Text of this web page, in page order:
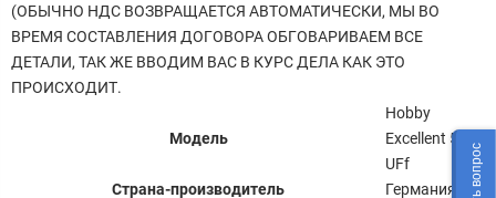
(ОБЫЧНО НДС ВОЗВРАЩАЕТСЯ АВТОМАТИЧЕСКИ, МЫ ВО
ВРЕМЯ СОСТАВЛЕНИЯ ДОГОВОРА ОБГОВАРИВАЕМ ВСЕ
ДЕТАЛИ, ТАК ЖЕ ВВОДИМ ВАС В КУРС ДЕЛА КАК ЭТО
ПРОИСХОДИТ.
Модель
Hobby
Excellent 540
UFf
Страна-производитель
Германия